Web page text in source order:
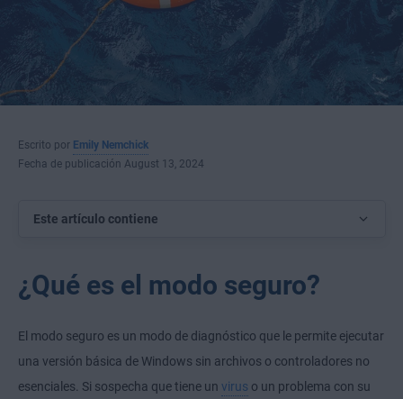
Escrito por Emily Nemchick
Fecha de publicación August 13, 2024
Este artículo contiene
¿Qué es el modo seguro?
El modo seguro es un modo de diagnóstico que le permite ejecutar
una versión básica de Windows sin archivos o controladores no
esenciales. Si sospecha que tiene un virus o un problema con su